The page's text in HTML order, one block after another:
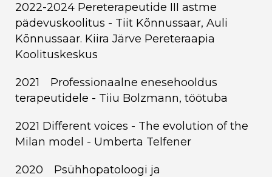
2022-2024 Pereterapeutide III astme
pädevuskoolitus - Tiit Kõnnussaar, Auli
Kõnnussaar. Kiira Järve Pereteraapia
Koolituskeskus
2021 Professionaalne enesehooldus
terapeutidele - Tiiu Bolzmann, töötuba
2021 Different voices - The evolution of the
Milan model - Umberta Telfener
2020 Psühhopatoloogi ja